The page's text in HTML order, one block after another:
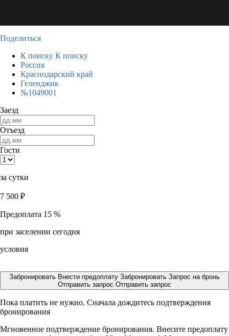
Поделиться
К поиску К поиску
Россия
Краснодарский край
Геленджик
№1049001
Заезд
Отъезд
Гости
за сутки
7 500 ₽
Предоплата 15 %
при заселении сегодня
условия
Забронировать Внести предоплату Забронировать Запрос на бронь
Отправить запрос Отправить запрос
Пока платить не нужно. Сначала дождитесь подтверждения
бронирования
Мгновенное подтверждение бронирования. Внесите предоплату